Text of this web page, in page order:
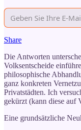
Share
Die Antworten
Volksentscheide
philosophische
ganz konkreten
Privatstädten. Ich
gekürzt (kann diese auf
Eine grundsätzliche